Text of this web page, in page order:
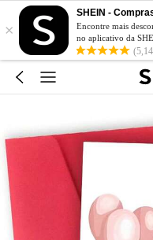
×
SHEIN -
Encontre mais
no aplicativo da